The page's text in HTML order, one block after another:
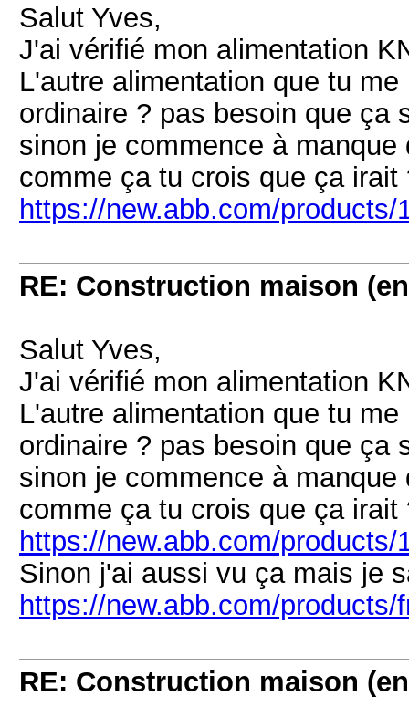
Salut Yves,
J'ai vérifié mon alimentation
L'autre alimentation que tu
ordinaire ? pas besoin que ça
sinon je commence à
comme ça tu crois que ça irait
https://new.abb.com/
RE: Construction maison
Salut Yves,
J'ai vérifié mon alimentation
L'autre alimentation que tu
ordinaire ? pas besoin que ça
sinon je commence à
comme ça tu crois que ça irait
https://new.abb.com/
Sinon j'ai aussi vu ça mais je
https://new.abb.com/
RE: Construction maison